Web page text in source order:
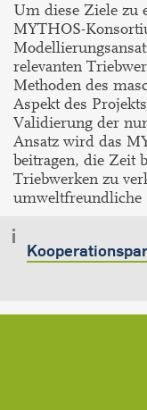
Um diese Ziele zu
MYTHOS-
relevanten
Methoden des
Aspekt des
Validierung der
Ansatz wird das
beitragen, die Zeit
Triebwerken zu
umweltfreundliche